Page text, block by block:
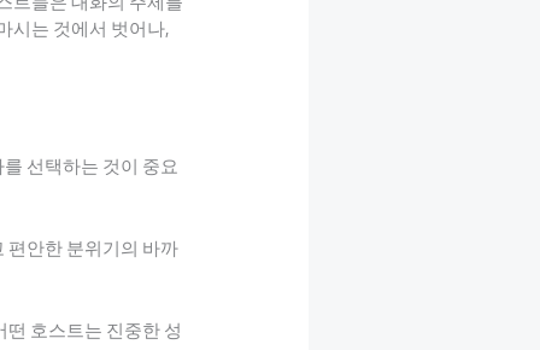
시는 것에서 벗어나,
선택하는 것이 중요
편안한 분위기의 바까
호스트는 진중한 성